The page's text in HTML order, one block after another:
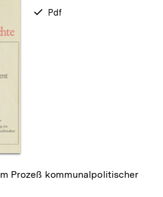
verfügbar
Pdf
Prozeß kommunalpolitischer